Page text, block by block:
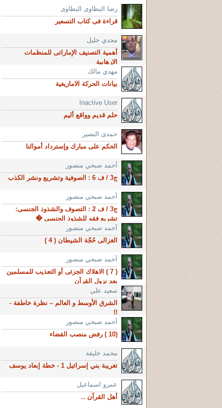
رضا البطاوى البطاوى
قراءة فى كتاب التسعير
مجدي خليل
أهمية التصنيف الإماراتى للمنظمات
الإرهابية
مهدي مالك
بيانات الحركة الامازيغية
Inactive User
حلم قديم وواقع أليم
حمدى البصير
الحكم على مبارك وإسترداد أموالنا
آحمد صبحي منصور
ج3 / ف 6 : الصوفية وتشريع ونشر الكذب
آحمد صبحي منصور
ج3 / ف 2 : التصوف والشذوذ الجنسى:
تشريع فقه للشذوذ الجنسى �
آحمد صبحي منصور
الغزالى حُجّة الشيطان ( 4 )
آحمد صبحي منصور
( 7 ) الاهلاك الجزئى أو التعذيب للمسلمين
بعد نزول القرآن
سعيد علي
الشرق الأوسط و العالم – نظرة خاطفة -
!!
آحمد صبحي منصور
(10 ) رفض منصب القضاء
محمد خليفة
تغريبة بني إسرائيل 1 - خطة إبعاد يوسف
عمرو اسماعيل
أهل القرآن ..